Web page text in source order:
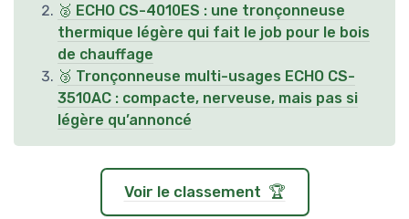
🥈 ECHO CS-4010ES : une tronçonneuse
thermique légère qui fait le job pour le bois
de chauffage
🥉 Tronçonneuse multi-usages ECHO CS-
3510AC : compacte, nerveuse, mais pas si
légère qu’annoncé
Voir le classement 🏆